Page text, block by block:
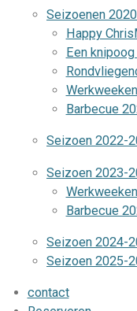
Seizoenen
Happy
Een
Barbecue
Seizoen 2022-
Seizoen 2023-
Barbecue
Seizoen 2024-
Seizoen 2025-
contact